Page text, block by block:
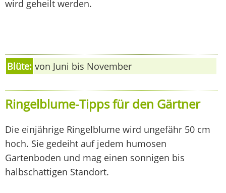
wird geheilt werden.
Blüte: von Juni bis November
Ringelblume-Tipps für den Gärtner
Die einjährige Ringelblume wird ungefähr 50 cm
hoch. Sie gedeiht auf jedem humosen
Gartenboden und mag einen sonnigen bis
halbschattigen Standort.